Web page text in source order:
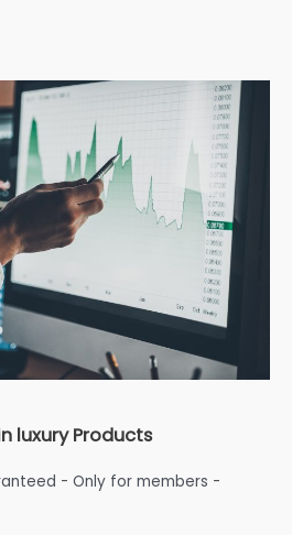
luxury Products
- Only for members -